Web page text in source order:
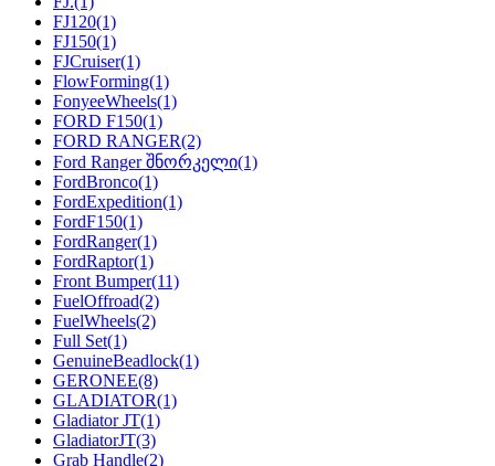
FJ120(1)
FJ150(1)
FJCruiser(1)
FlowForming(1)
FonyeeWheels(1)
FORD F150(1)
FORD RANGER(2)
Ford Ranger შნორკელი(1)
FordBronco(1)
FordExpedition(1)
FordF150(1)
FordRanger(1)
FordRaptor(1)
Front Bumper(11)
FuelOffroad(2)
FuelWheels(2)
Full Set(1)
GenuineBeadlock(1)
GERONEE(8)
GLADIATOR(1)
Gladiator JT(1)
GladiatorJT(3)
Grab Handle(2)